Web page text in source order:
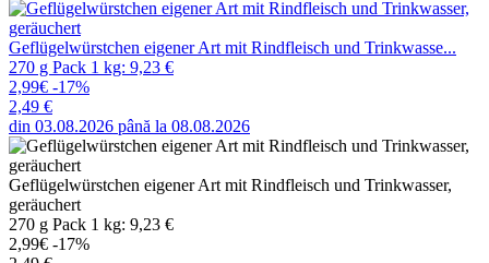
Geflügelwürstchen eigener Art mit Rindfleisch und Trinkwasse...
270 g Pack 1 kg: 9,23 €
2,99€ -17%
2,49 €
din 03.08.2026 până la 08.08.2026
Geflügelwürstchen eigener Art mit Rindfleisch und Trinkwasser,
geräuchert
270 g Pack 1 kg: 9,23 €
2,99€ -17%